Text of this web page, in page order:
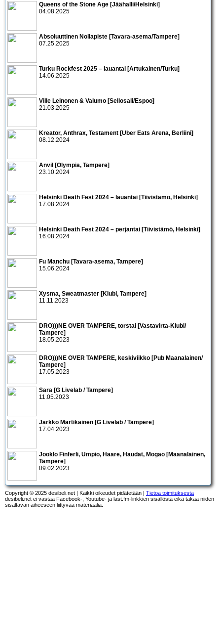
Queens of the Stone Age [Jäähalli/Helsinki]
04.08.2025
Absoluuttinen Nollapiste [Tavara-asema/Tampere]
07.25.2025
Turku Rockfest 2025 – lauantai [Artukainen/Turku]
14.06.2025
Ville Leinonen & Valumo [Sellosali/Espoo]
21.03.2025
Kreator, Anthrax, Testament [Uber Eats Arena, Berliini]
08.12.2024
Anvil [Olympia, Tampere]
23.10.2024
Helsinki Death Fest 2024 – lauantai [Tiivistämö, Helsinki]
17.08.2024
Helsinki Death Fest 2024 – perjantai [Tiivistämö, Helsinki]
16.08.2024
Fu Manchu [Tavara-asema, Tampere]
15.06.2024
Xysma, Sweatmaster [Klubi, Tampere]
11.11.2023
DRO)))NE OVER TAMPERE, torstai [Vastavirta-Klubi/
Tampere]
18.05.2023
DRO)))NE OVER TAMPERE, keskiviikko [Pub Maanalainen/
Tampere]
17.05.2023
Sara [G Livelab / Tampere]
11.05.2023
Jarkko Martikainen [G Livelab / Tampere]
17.04.2023
Jooklo Finferli, Umpio, Haare, Haudat, Mogao [Maanalainen,
Tampere]
09.02.2023
Copyright © 2025 desibeli.net | Kaikki oikeudet pidätetään | Tietoa toimituksesta
desibeli.net ei vastaa Facebook-, Youtube- ja last.fm-linkkien sisällöstä eikä takaa niiden
sisältävän aiheeseen liittyvää materiaalia.